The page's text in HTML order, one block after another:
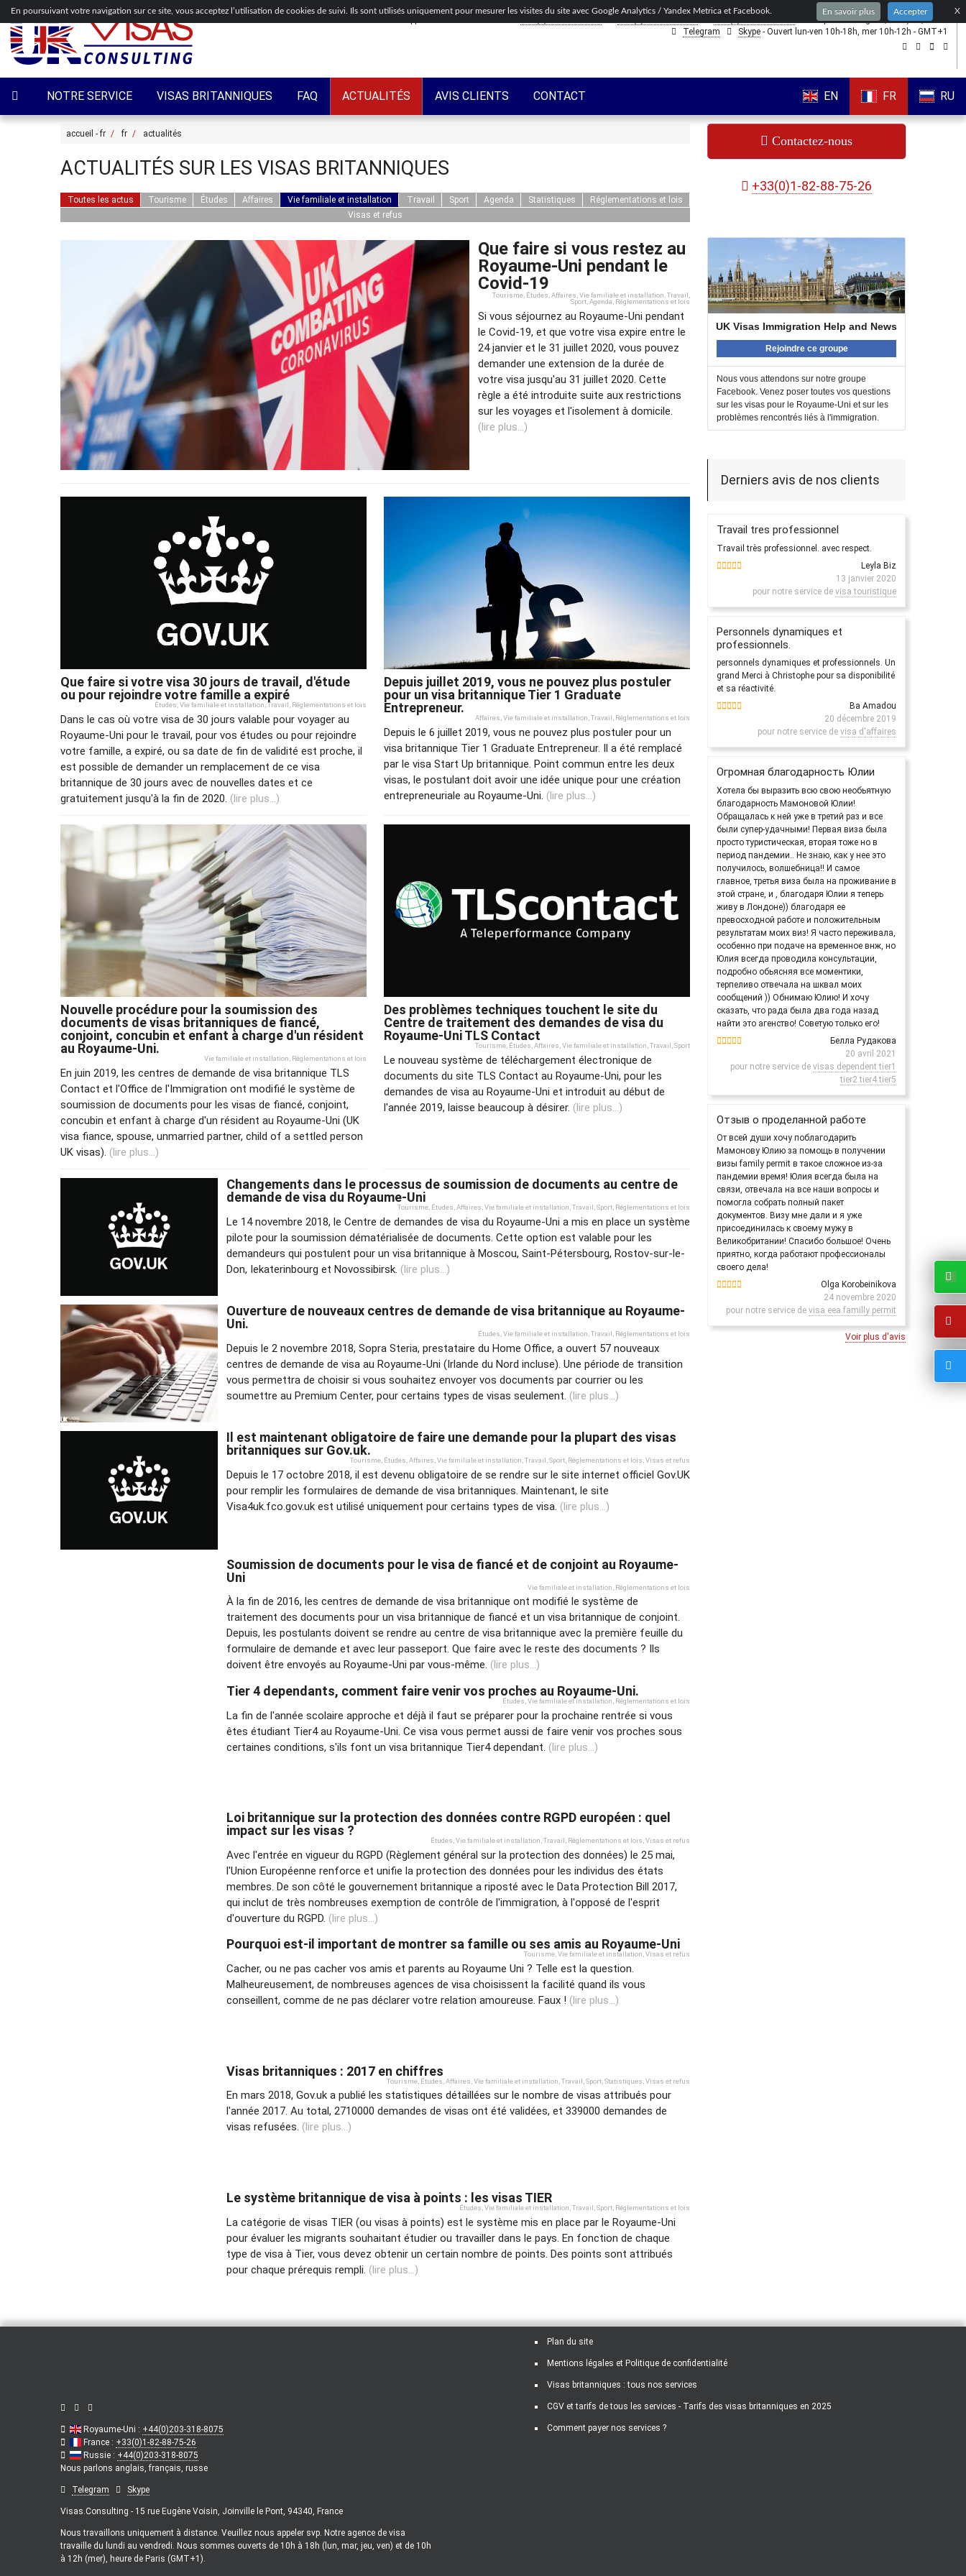
X
En poursuivant votre navigation sur ce site, vous acceptez l’utilisation de cookies de suivi. Ils sont utilisés uniquement pour mesurer les visites du site avec Google Analytics / Yandex Metrica et Facebook. En savoir plus Accepter
- nous parlonsanglais,français,russe
Telegram
Skype - Ouvert lun-ven 10h-18h, mer 10h-12h - GMT+1
NOTRE SERVICE VISAS BRITANNIQUES FAQ ACTUALITÉS AVIS CLIENTS CONTACT EN FR RU
ACTUALITÉS SUR LES VISAS BRITANNIQUES
Toutes les actus Tourisme Études Affaires Vie familiale et installation Travail Sport Agenda Statistiques
Réglementations et lois
Visas et refus
Que faire si vous restez au
Royaume-Uni pendant le
Covid-19
Tourisme, Études Affaires Vie familiale et installation Travail
Sport, Agenda Réglementations et lois
Si vous séjournez au Royaume-Uni pendant
le Covid-19, et que votre visa expire entre le
24 janvier et le 31 juillet 2020, vous pouvez
demander une extension de la durée de
votre visa jusqu'au 31 juillet 2020. Cette
règle a été introduite suite aux restrictions
sur les voyages et l'isolement à domicile.
(lire plus...)
Que faire si votre visa 30 jours de travail, d'étude
ou pour rejoindre votre famille a expiré
Études,Vie familiale et installation,Travail, Réglementations et lois
Dans le cas où votre visa de 30 jours valable pour voyager au
Royaume-Uni pour le travail, pour vos études ou pour rejoindre
votre famille, a expiré, ou sa date de fin de validité est proche, il
est possible de demander un remplacement de ce visa
britannique de 30 jours avec de nouvelles dates et ce
gratuitement jusqu'à la fin de 2020. (lire plus...)
Depuis juillet 2019, vous ne pouvez plus postuler
pour un visa britannique Tier 1 Graduate
Entrepreneur.
Affaires,Vie familiale et installation,Travail, Réglementations et lois
Depuis le 6 juillet 2019, vous ne pouvez plus postuler pour un
visa britannique Tier 1 Graduate Entrepreneur. Il a été remplacé
par le visa Start Up britannique. Point commun entre les deux
visas, le postulant doit avoir une idée unique pour une création
entrepreneuriale au Royaume-Uni. (lire plus...)
Nouvelle procédure pour la soumission des
documents de visas britanniques de fiancé,
conjoint, concubin et enfant à charge d'un résident
au Royaume-Uni.
Vie familiale et installation Réglementations et lois
En juin 2019, les centres de demande de visa britannique TLS
Contact et l'Office de l'Immigration ont modifié le système de
soumission de documents pour les visas de fiancé, conjoint,
concubin et enfant à charge d'un résident au Royaume-Uni (UK
visa fiance, spouse, unmarried partner, child of a settled person
UK visas). (lire plus...)
Des problèmes techniques touchent le site du
Centre de traitement des demandes de visa du
Royaume-Uni TLS Contact
Tourisme Études Affaires Vie familiale et installation Travail Sport
Le nouveau système de téléchargement électronique de
documents du site TLS Contact au Royaume-Uni, pour les
demandes de visa au Royaume-Uni et introduit au début de
l'année 2019, laisse beaucoup à désirer. (lire plus...)
Changements dans le processus de soumission de documents au centre de
demande de visa du Royaume-Uni
Tourisme Études Affaires Vie familiale et installation Travail Sport Réglementations et lois
Le 14 novembre 2018, le Centre de demandes de visa du Royaume-Uni a mis en place un système
pilote pour la soumission dématérialisée de documents. Cette option est valable pour les
demandeurs qui postulent pour un visa britannique à Moscou, Saint-Pétersbourg, Rostov-sur-le-
Don, Iekaterinbourg et Novossibirsk. (lire plus...)
Ouverture de nouveaux centres de demande de visa britannique au Royaume-
Uni.
Études Vie familiale et installation Travail Réglementations et lois
Depuis le 2 novembre 2018, Sopra Steria, prestataire du Home Office, a ouvert 57 nouveaux
centres de demande de visa au Royaume-Uni (Irlande du Nord incluse). Une période de transition
vous permettra de choisir si vous souhaitez envoyer vos documents par courrier ou les
soumettre au Premium Center, pour certains types de visas seulement. (lire plus...)
Il est maintenant obligatoire de faire une demande pour la plupart des visas
britanniques sur Gov.uk.
Tourisme, Études,Affaires,Vie familiale et installation,Travail ,Sport, Réglementations et lois,Visas et refus
Depuis le 17 octobre 2018, il est devenu obligatoire de se rendre sur le site internet officiel Gov.UK
pour remplir les formulaires de demande de visa britanniques. Maintenant, le site
Visa4uk.fco.gov.uk est utilisé uniquement pour certains types de visa. (lire plus...)
Soumission de documents pour le visa de fiancé et de conjoint au Royaume-
Uni
Vie familiale et installation Réglementations et lois
À la fin de 2016, les centres de demande de visa britannique ont modifié le système de
traitement des documents pour un visa britannique de fiancé et un visa britannique de conjoint.
Depuis, les postulants doivent se rendre au centre de visa britannique avec la première feuille du
formulaire de demande et avec leur passeport. Que faire avec le reste des documents ? Ils
doivent être envoyés au Royaume-Uni par vous-même. (lire plus...)
Tier 4 dependants, comment faire venir vos proches au Royaume-Uni.
Études Vie familiale et installation Réglementations et lois
La fin de l'année scolaire approche et déjà il faut se préparer pour la prochaine rentrée si vous
êtes étudiant Tier4 au Royaume-Uni. Ce visa vous permet aussi de faire venir vos proches sous
certaines conditions, s'ils font un visa britannique Tier4 dependant. (lire plus...)
Loi britannique sur la protection des données contre RGPD européen : quel
impact sur les visas ?
Études Vie familiale et installation Travail Réglementations et lois Visas et refus
Avec l'entrée en vigueur du RGPD (Règlement général sur la protection des données) le 25 mai,
l'Union Européenne renforce et unifie la protection des données pour les individus des états
membres. De son côté le gouvernement britannique a riposté avec le Data Protection Bill 2017,
qui inclut de très nombreuses exemption de contrôle de l'immigration, à l'opposé de l'esprit
d'ouverture du RGPD. (lire plus...)
Pourquoi est-il important de montrer sa famille ou ses amis au Royaume-Uni
Tourisme,Vie familiale et installation,Visas et refus
Cacher, ou ne pas cacher vos amis et parents au Royaume Uni ? Telle est la question.
Malheureusement, de nombreuses agences de visa choisissent la facilité quand ils vous
conseillent, comme de ne pas déclarer votre relation amoureuse. Faux ! (lire plus...)
Visas britanniques : 2017 en chiffres
Tourisme Études Affaires Vie familiale et installation Travail Sport Statistiques Visas et refus
En mars 2018, Gov.uk a publié les statistiques détaillées sur le nombre de visas attribués pour
l'année 2017. Au total, 2710000 demandes de visas ont été validées, et 339000 demandes de
visas refusées. (lire plus...)
Le système britannique de visa à points : les visas TIER
Études Vie familiale et installation Travail Sport Réglementations et lois
La catégorie de visas TIER (ou visas à points) est le système mis en place par le Royaume-Uni
pour évaluer les migrants souhaitant étudier ou travailler dans le pays. En fonction de chaque
type de visa à Tier, vous devez obtenir un certain nombre de points. Des points sont attribués
pour chaque prérequis rempli. (lire plus...)
accueil - fr fr actualités Contactez-nous
+33(0)1-82-88-75-26
UK Visas Immigration Help and News
Rejoindre ce groupe
Nous vous attendons sur notre groupe
Facebook. Venez poser toutes vos questions
sur les visas pour le Royaume-Uni et sur les
problèmes rencontrés liés à l'immigration.
Derniers avis de nos clients
Travail tres professionnel
Travail très professionnel. avec respect.
Leyla Biz
13 janvier 2020
pour notre service de visa touristique
Personnels dynamiques et
professionnels.
personnels dynamiques et professionnels. Un
grand Merci à Christophe pour sa disponibilité
et sa réactivité.
Ba Amadou
20 décembre 2019
pour notre service de visa d'affaires
Огромная благодарность Юлии
Хотела бы выразить всю свою необьятную
благодарность Мамоновой Юлии!
Обращалась к ней уже в третий раз и все
были супер-удачными! Первая виза была
просто туристическая, вторая тоже но в
период пандемии.. Не знаю, как у нее это
получилось, волшебница!! И самое
главное, третья виза была на проживание в
этой стране, и , благодаря Юлии я теперь
живу в Лондоне)) благодаря ее
превосходной работе и положительным
результатам моих виз! Я часто переживала,
особенно при подаче на временное внж, но
Юлия всегда проводила консультации,
подробно обьясняя все моментики,
терпеливо отвечала на шквал моих
сообщений )) Обнимаю Юлию! И хочу
сказать, что рада была два года назад
найти это агенство! Советую только его!
Белла Рудакова
20 avril 2021
pour notre service de visas dependent tier1
tier2 tier4 tier5
Отзыв о проделанной работе
От всей души хочу поблагодарить
Мамонову Юлию за помощь в получении
визы family permit в такое сложное из-за
пандемии время! Юлия всегда была на
связи, отвечала на все наши вопросы и
помогла собрать полный пакет
документов. Визу мне дали и я уже
присоединилась к своему мужу в
Великобритании! Спасибо большое! Очень
приятно, когда работают профессионалы
своего дела!
Olga Korobeinikova
24 novembre 2020
pour notre service de visa eea familly permit
Voir plus d'avis
Royaume-Uni : +44(0)203-318-8075
France : +33(0)1-82-88-75-26
Russie : +44(0)203-318-8075
Nous parlons anglais,français, russe
Telegram Skype
Visas.Consulting - 15 rue Eugène Voisin, Joinville le Pont, 94340, France
Nous travaillons uniquement à distance. Veuillez nous appeler svp. Notre agence de visa
travaille du lundi au vendredi. Nous sommes ouverts de 10h à 18h (lun, mar, jeu, ven) et de 10h
à 12h (mer), heure de Paris (GMT+1).
Plan du site
Mentions légales et Politique de confidentialité
Visas britanniques : tous nos services
CGV et tarifs de tous les services - Tarifs des visas britanniques en 2025
Comment payer nos services ?